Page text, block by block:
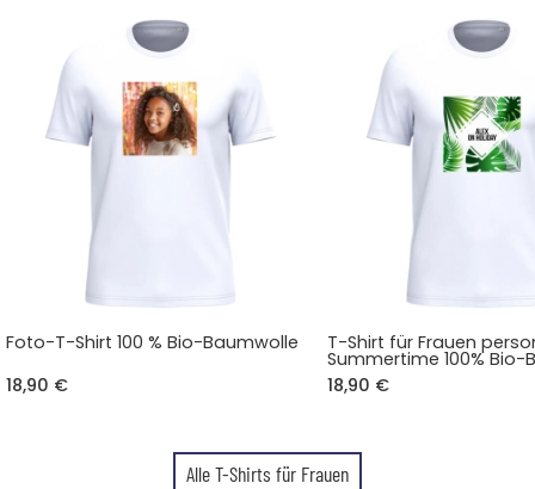
Foto-T-Shirt 100 % Bio-Baumwolle
18,90 €
T-Shirt für Frauen
Summertime 100% Bio-
18,90 €
Alle T-Shirts für Frauen